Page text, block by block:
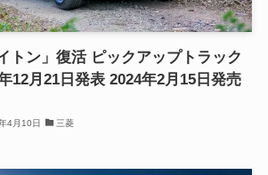
トン」復活 ピックアップトラック
12月21日発表 2024年2月15日発売
4月10日 三菱